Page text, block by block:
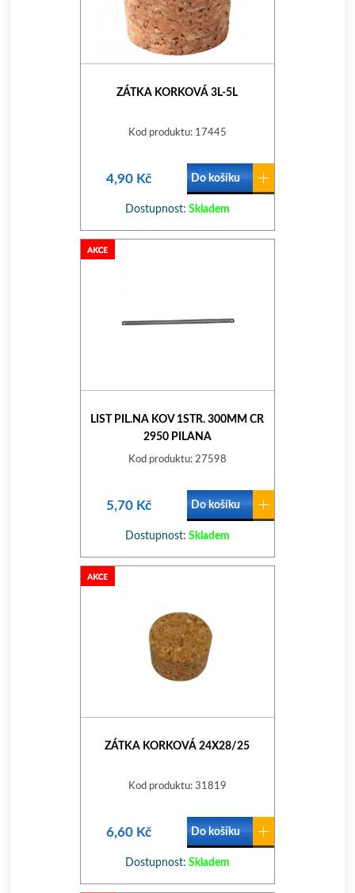
ZÁTKA KORKOVÁ 3L-5L
Kod produktu: 17445
4,90 Kč Do košíku
Dostupnost: Skladem
LIST PIL.NA KOV 1STR. 300MM CR
2950 PILANA
Kod produktu: 27598
5,70 Kč Do košíku
Dostupnost: Skladem
ZÁTKA KORKOVÁ 24X28/25
Kod produktu: 31819
6,60 Kč Do košíku
Dostupnost: Skladem